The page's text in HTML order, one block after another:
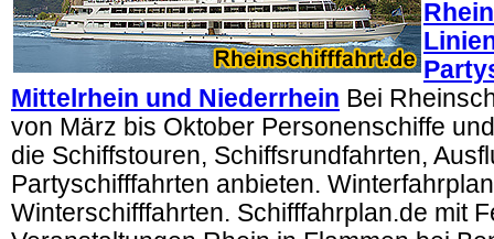
Mittelrhein und Niederrhein Bei
von März bis Oktober Personenschiffe
die Schiffstouren, Schiffsrundfahrten,
Partyschifffahrten anbieten.
Winterschifffahrten. Schifffahrplan.de mit